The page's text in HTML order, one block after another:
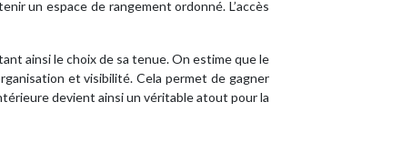
un espace de rangement ordonné. L’accès
ainsi le choix de sa tenue. On estime que le
et visibilité. Cela permet de gagner
devient ainsi un véritable atout pour la